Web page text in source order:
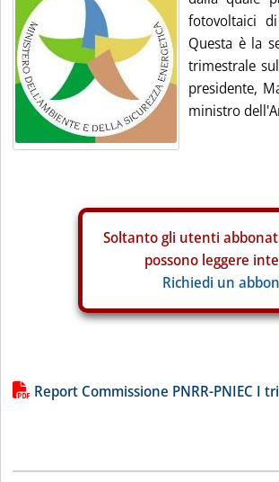
fotovoltaici
Questa è la
trimestrale
presidente,
ministro
Soltanto gli utenti
possono leggere
Richiedi un
Lista allegati PDF alla notizia
Report Commissione PNRR-PNIEC I